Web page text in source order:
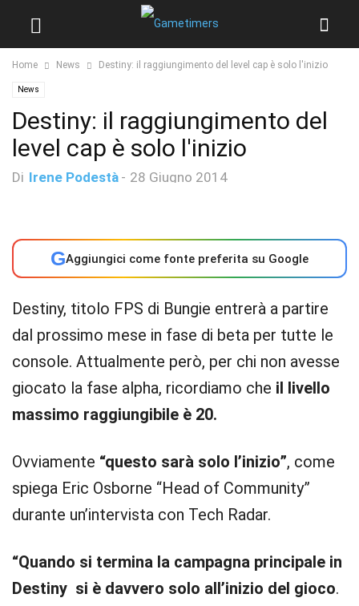
Home News Destiny: il raggiungimento del level cap è solo l'inizio
News
Destiny: il raggiungimento del
level cap è solo l'inizio
Di Irene Podestà - 28 Giugno 2014
GAggiungici come fonte preferita su Google
Destiny, titolo FPS di Bungie entrerà a partire
dal prossimo mese in fase di beta per tutte le
console. Attualmente però, per chi non avesse
giocato la fase alpha, ricordiamo che il livello
massimo raggiungibile è 20.
Ovviamente “questo sarà solo l’inizio”, come
spiega Eric Osborne “Head of Community”
durante un’intervista con Tech Radar.
“Quando si termina la campagna principale in
Destiny si è davvero solo all’inizio del gioco.